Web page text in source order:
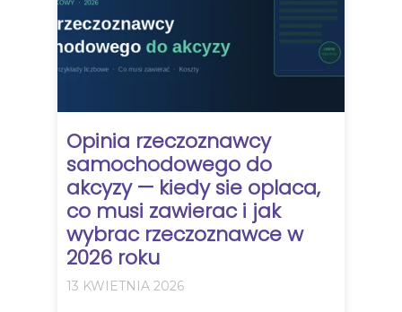
Opinia rzeczoznawcy
samochodowego do
akcyzy — kiedy sie oplaca,
co musi zawierac i jak
wybrac rzeczoznawce w
2026 roku
13 KWIETNIA 2026